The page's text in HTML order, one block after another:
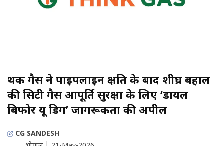
थिंक गैस ने पाइपलाइन क्षति के बाद शीघ्र बहाल
की सिटी गैस आपूर्ति सुरक्षा के लिए ‘डायल
बिफोर यू डिग’ जागरूकता की अपील
CG SANDESH